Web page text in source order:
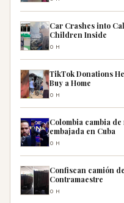
Car Crashes into
Children Inside
0H
TikTok Donations
Buy a Home
0H
Colombia cambia
embajada en Cuba
0H
Confiscan camión
Contramaestre
0H